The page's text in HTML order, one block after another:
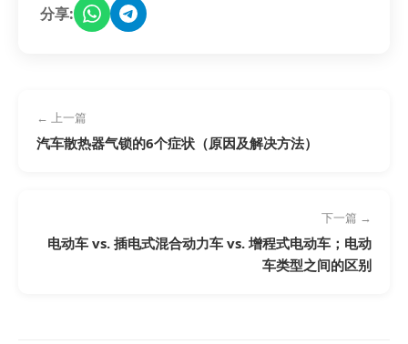
分享:
← 上一篇
汽车散热器气锁的6个症状（原因及解决方法）
下一篇 →
电动车 vs. 插电式混合动力车 vs. 增程式电动车；电动
车类型之间的区别